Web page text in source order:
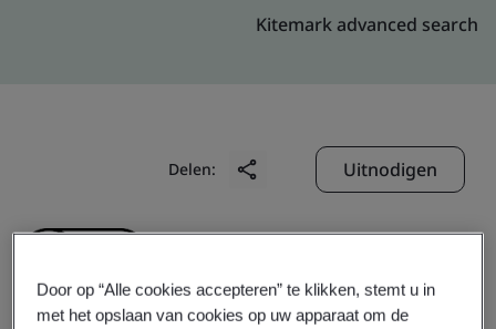
Kitemark advanced search
Delen: Uitnodigen
Door op “Alle cookies accepteren” te klikken, stemt u in
met het opslaan van cookies op uw apparaat om de